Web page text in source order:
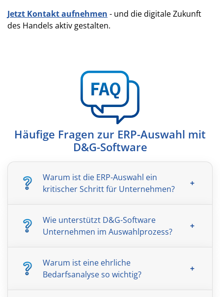
Jetzt Kontakt aufnehmen - und die digitale Zukunft
des Handels aktiv gestalten.
Häufige Fragen zur ERP-Auswahl mit
D&G-Software
Warum ist die ERP-Auswahl ein
kritischer Schritt für Unternehmen?
Wie unterstützt D&G-Software
Unternehmen im Auswahlprozess?
Warum ist eine ehrliche
Bedarfsanalyse so wichtig?